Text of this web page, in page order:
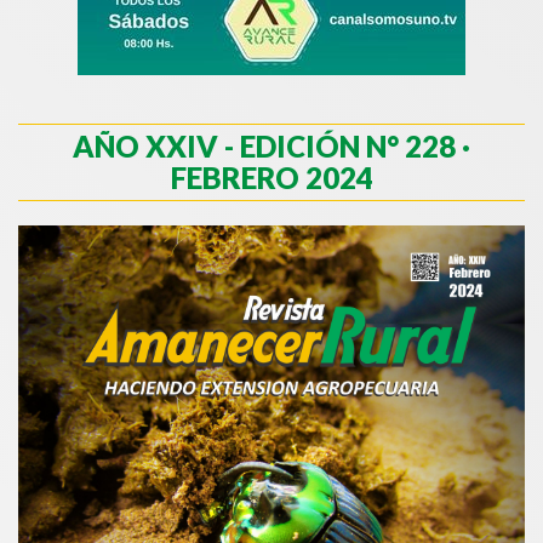
AÑO XXIV - EDICIÓN N° 228 ·
FEBRERO 2024